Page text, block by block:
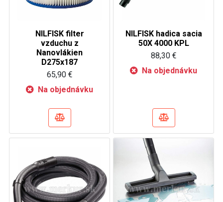
NILFISK filter
vzduchu z
Nanovlákien
D275x187
65,90 €
Na objednávku
NILFISK hadica sacia
50X 4000 KPL
88,30 €
Na objednávku